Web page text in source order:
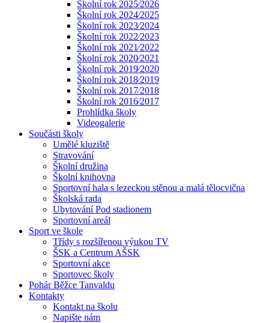
Školní rok 2025⁄2026
Školní rok 2024⁄2025
Školní rok 2023⁄2024
Školní rok 2022⁄2023
Školní rok 2021⁄2022
Školní rok 2020⁄2021
Školní rok 2019⁄2020
Školní rok 2018⁄2019
Školní rok 2017⁄2018
Školní rok 2016⁄2017
Prohlídka školy
Videogalerie
Součásti školy
Umělé kluziště
Stravování
Školní družina
Školní knihovna
Sportovní hala s lezeckou stěnou a malá tělocvična
Školská rada
Ubytování Pod stadionem
Sportovní areál
Sport ve škole
Třídy s rozšířenou výukou TV
ŠSK a Centrum AŠSK
Sportovní akce
Sportovec školy
Pohár Běžce Tanvaldu
Kontakty
Kontakt na školu
Napište nám